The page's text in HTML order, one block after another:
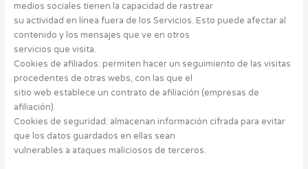
medios sociales tienen la capacidad de rastrear
su actividad en línea fuera de los Servicios. Esto puede afectar al
contenido y los mensajes que ve en otros
servicios que visita.
Cookies de afiliados: permiten hacer un seguimiento de las visitas
procedentes de otras webs, con las que el
sitio web establece un contrato de afiliación (empresas de
afiliación).
Cookies de seguridad: almacenan información cifrada para evitar
que los datos guardados en ellas sean
vulnerables a ataques maliciosos de terceros.